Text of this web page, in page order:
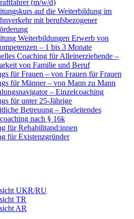
(m/w/d)
auf die Weiterbildung im
mit berufsbezogener
Weiterbildungen Erwerb von
– 1 bis 3 Monate
Coaching für Alleinerziehende –
von Familie und Beruf
für Frauen – von Frauen für Frauen
für Männer – von Mann zu Mann
– Einzelcoaching
für unter 25-Jährige
Betreuung – Begleitendes
nach § 16k
für Rehabilitand:innen
für Existenzgründer
UKR/RU
TR
AR